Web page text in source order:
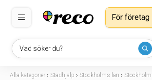
Vad söker du?
För företag
Alla kategorier › Städhjälp › Stockholms län › Stockholm